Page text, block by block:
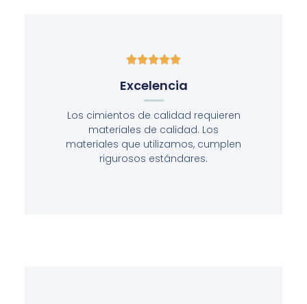

Excelencia
Los cimientos de calidad requieren
materiales de calidad. Los
materiales que utilizamos, cumplen
rigurosos estándares.